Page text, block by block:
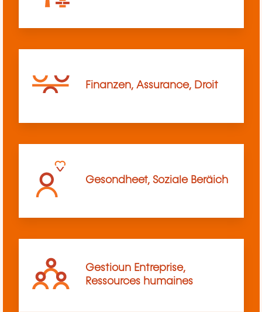
Finanzen, Assurance, Droit
Gesondheet, Soziale Beräich
Gestioun Entreprise,
Ressources humaines